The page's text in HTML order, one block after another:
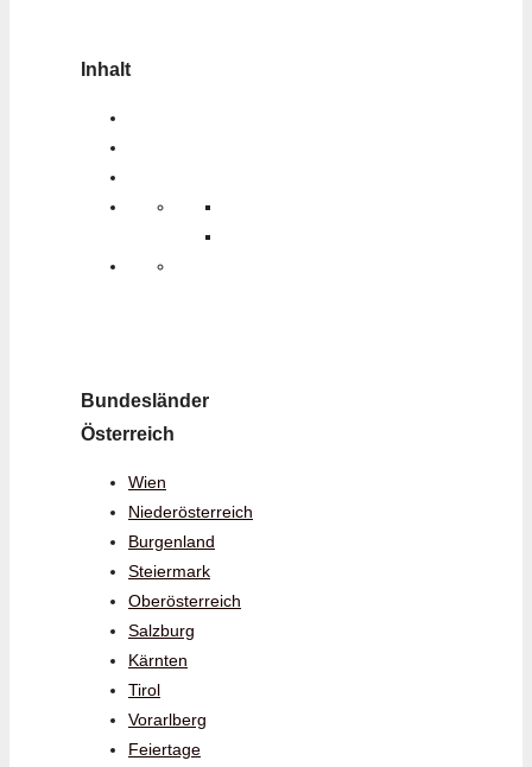
Inhalt
Bundesländer
Österreich
Wien
Niederösterreich
Burgenland
Steiermark
Oberösterreich
Salzburg
Kärnten
Tirol
Vorarlberg
Feiertage